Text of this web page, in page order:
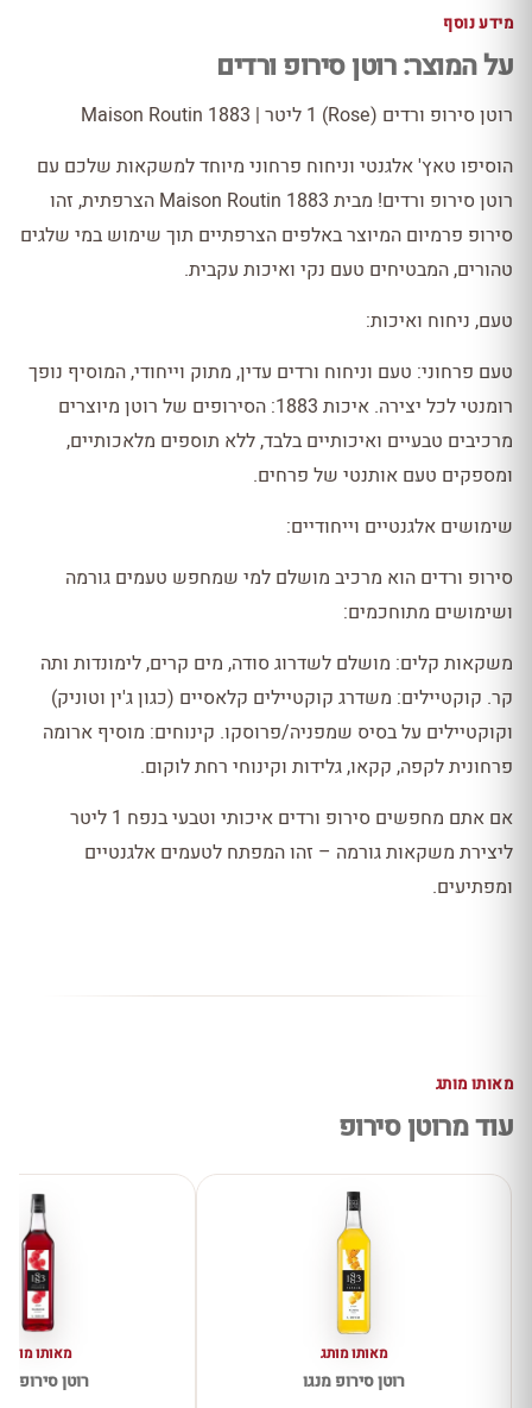
מידע נוסף
על המוצר: רוטן סירופ ורדים
רוטן סירופ ורדים (Rose) 1 ליטר | 1883 Maison Routin
הוסיפו טאץ' אלגנטי וניחוח פרחוני מיוחד למשקאות שלכם עם
רוטן סירופ ורדים! מבית 1883 Maison Routin הצרפתית, זהו
סירופ פרמיום המיוצר באלפים הצרפתיים תוך שימוש במי שלגים
טהורים, המבטיחים טעם נקי ואיכות עקבית.
טעם, ניחוח ואיכות:
טעם פרחוני: טעם וניחוח ורדים עדין, מתוק וייחודי, המוסיף נופך
רומנטי לכל יצירה. איכות 1883: הסירופים של רוטן מיוצרים
מרכיבים טבעיים ואיכותיים בלבד, ללא תוספים מלאכותיים,
ומספקים טעם אותנטי של פרחים.
שימושים אלגנטיים וייחודיים:
סירופ ורדים הוא מרכיב מושלם למי שמחפש טעמים גורמה
ושימושים מתוחכמים:
משקאות קלים: מושלם לשדרוג סודה, מים קרים, לימונדות ותה
קר. קוקטיילים: משדרג קוקטיילים קלאסיים (כגון ג'ין וטוניק)
וקוקטיילים על בסיס שמפניה/פרוסקו. קינוחים: מוסיף ארומה
פרחונית לקפה, קקאו, גלידות וקינוחי רחת לוקום.
אם אתם מחפשים סירופ ורדים איכותי וטבעי בנפח 1 ליטר
ליצירת משקאות גורמה – זהו המפתח לטעמים אלגנטיים
ומפתיעים.
מאותו מותג
עוד מרוטן סירופ
מאותו מותג
רוטן סירופ מנגו
מאותו מותג
רוטן סירופ